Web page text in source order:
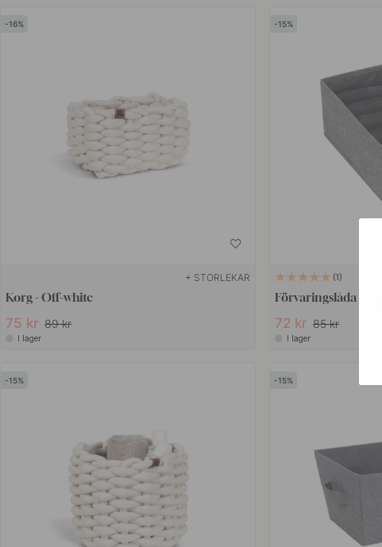
16
+ STORLEKAR
Korg - Off-white
75 kr 89 kr
I lager
15
1
Förvaringslåda
72 kr 85 kr
I lager
15 15